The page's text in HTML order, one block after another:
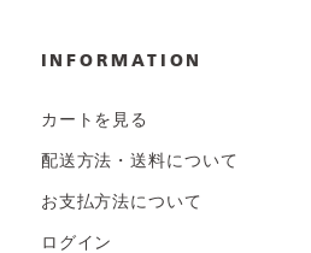
INFORMATION
カートを見る
配送方法・送料について
お支払方法について
ログイン